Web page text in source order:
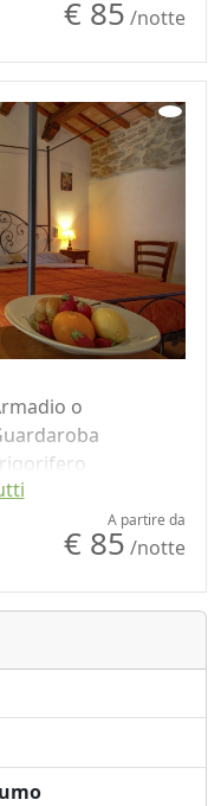
Vista giardino
€ 85 /notte
o
in legno
mare
panoramica
A partire da
€ 85 /notte